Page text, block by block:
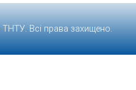
ТНТУ. Всі права захищено.